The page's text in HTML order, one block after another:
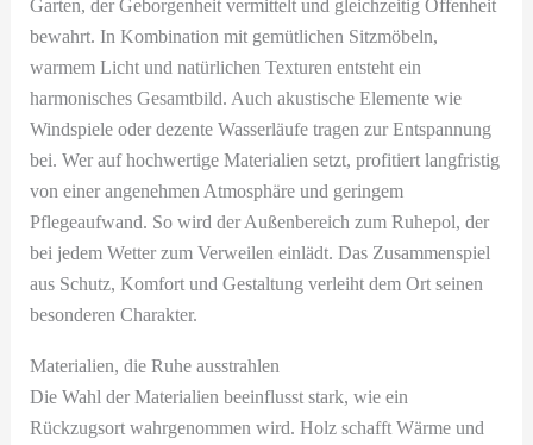
Garten, der Geborgenheit vermittelt und gleichzeitig Offenheit
bewahrt. In Kombination mit gemütlichen Sitzmöbeln,
warmem Licht und natürlichen Texturen entsteht ein
harmonisches Gesamtbild. Auch akustische Elemente wie
Windspiele oder dezente Wasserläufe tragen zur Entspannung
bei. Wer auf hochwertige Materialien setzt, profitiert langfristig
von einer angenehmen Atmosphäre und geringem
Pflegeaufwand. So wird der Außenbereich zum Ruhepol, der
bei jedem Wetter zum Verweilen einlädt. Das Zusammenspiel
aus Schutz, Komfort und Gestaltung verleiht dem Ort seinen
besonderen Charakter.
Materialien, die Ruhe ausstrahlen
Die Wahl der Materialien beeinflusst stark, wie ein
Rückzugsort wahrgenommen wird. Holz schafft Wärme und